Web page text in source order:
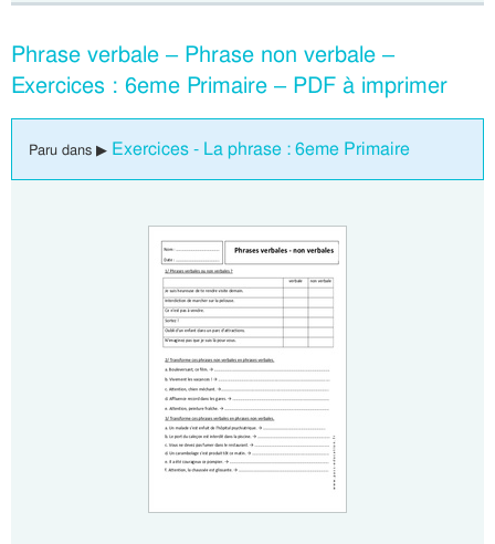
Phrase verbale – Phrase non verbale –
Exercices : 6eme Primaire – PDF à imprimer
Paru dans ▶ Exercices - La phrase : 6eme Primaire